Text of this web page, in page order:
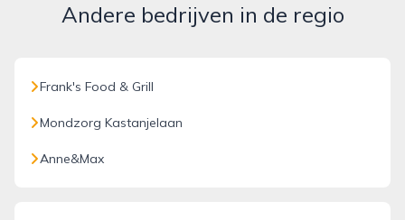
Andere bedrijven in de regio
Frank's Food & Grill
Mondzorg Kastanjelaan
Anne&Max